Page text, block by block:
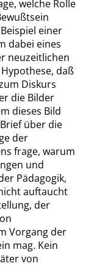
welche Rolle
einer
dabei eines
neuzeitlichen
daß
Diskurs
die Bilder
dieses Bild
Brief über die
der
frage, warum
und
Pädagogik,
auftaucht
der
Vorgang der
mag. Kein
von